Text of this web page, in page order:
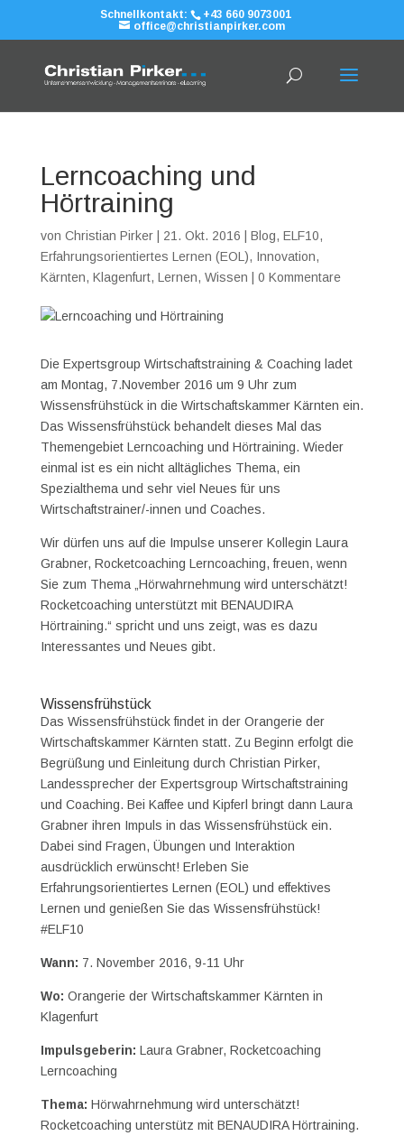
Schnellkontakt:
+43 660 9073001
office@christianpirker.com
Lerncoaching und
Hörtraining
von Christian Pirker| 21. Okt. 2016 Blog, ELF10,
Erfahrungsorientiertes Lernen (EOL), Innovation,
Kärnten, Klagenfurt, Lernen, Wissen 0 Kommentare
Die Expertsgroup Wirtschaftstraining & Coaching ladet
am Montag, 7.November 2016 um 9 Uhr zum
Wissensfrühstück in die Wirtschaftskammer Kärnten ein.
Das Wissensfrühstück behandelt dieses Mal das
Themengebiet Lerncoaching und Hörtraining. Wieder
einmal ist es ein nicht alltägliches Thema, ein
Spezialthema und sehr viel Neues für uns
Wirtschaftstrainer/-innen und Coaches.
Wir dürfen uns auf die Impulse unserer Kollegin Laura
Grabner, Rocketcoaching Lerncoaching, freuen, wenn
Sie zum Thema „Hörwahrnehmung wird unterschätzt!
Rocketcoaching unterstützt mit BENAUDIRA
Hörtraining.“ spricht und uns zeigt, was es dazu
Interessantes und Neues gibt.
Wissensfrühstück
Das Wissensfrühstück findet in der Orangerie der
Wirtschaftskammer Kärnten statt. Zu Beginn erfolgt die
Begrüßung und Einleitung durch Christian Pirker,
Landessprecher der Expertsgroup Wirtschaftstraining
und Coaching. Bei Kaffee und Kipferl bringt dann Laura
Grabner ihren Impuls in das Wissensfrühstück ein.
Dabei sind Fragen, Übungen und Interaktion
ausdrücklich erwünscht! Erleben Sie
Erfahrungsorientiertes Lernen (EOL) und effektives
Lernen und genießen Sie das Wissensfrühstück!
#ELF10
Wann: 7. November 2016, 9-11 Uhr
Wo: Orangerie der Wirtschaftskammer Kärnten in
Klagenfurt
Impulsgeberin: Laura Grabner, Rocketcoaching
Lerncoaching
Thema: Hörwahrnehmung wird unterschätzt!
Rocketcoaching unterstütz mit BENAUDIRA Hörtraining.